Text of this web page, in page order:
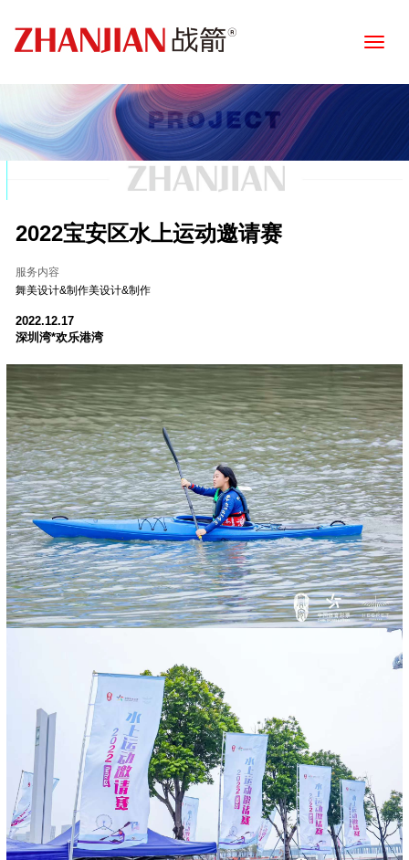
Toggle
2022宝安区水上运动邀请赛
服务内容
舞美设计&制作美设计&制作
2022.12.17
深圳湾*欢乐港湾